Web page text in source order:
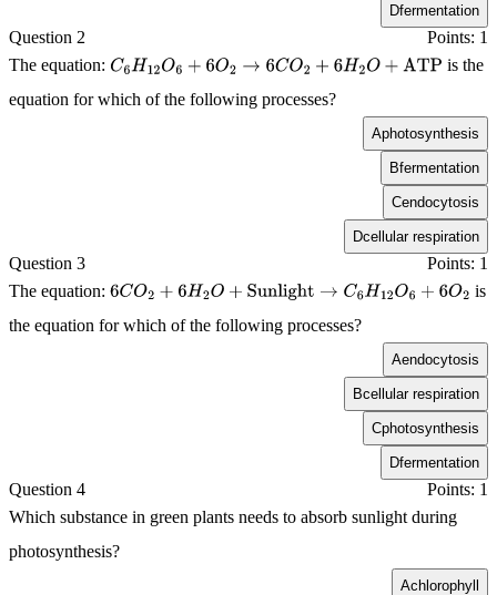
Dfermentation
Question 2
Points: 1
The equation:C6H12O6+6O2→6CO2+6 H2 O+ATP
is the
equation for which of the following processes?
Aphotosynthesis
Bfermentation
Cendocytosis
Dcellular respiration
Question 3
Points: 1
The equation:6CO2 + H2O+ Sunlight→C6 H12O6+6O2
is
the equation for which of the following processes?
Aendocytosis
Bcellular respiration
Cphotosynthesis
Dfermentation
Question 4
Points: 1
Which substance in green plants needs to absorb sunlight during
photosynthesis?
Achlorophyll